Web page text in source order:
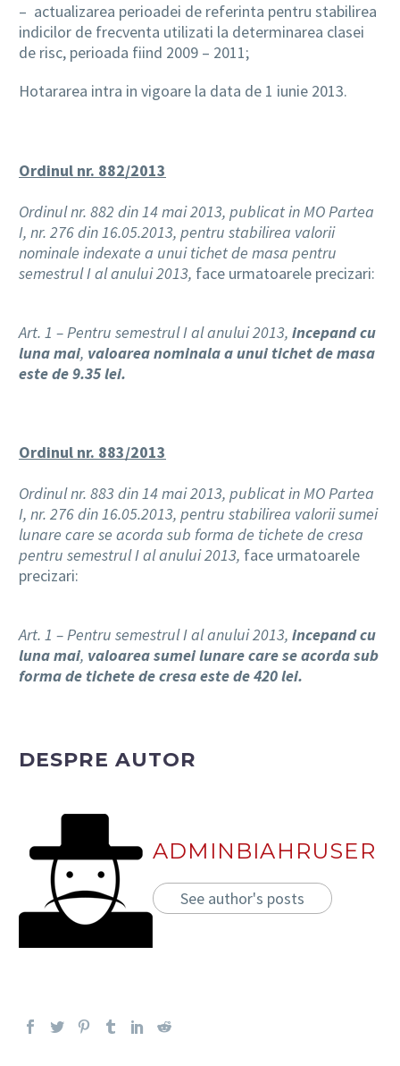
– actualizarea perioadei de referinta pentru stabilirea
indicilor de frecventa utilizati la determinarea clasei
de risc, perioada fiind 2009 – 2011;
Hotararea intra in vigoare la data de 1 iunie 2013.
Ordinul nr. 882/2013
Ordinul nr. 882 din 14 mai 2013, publicat in MO Partea
I, nr. 276 din 16.05.2013, pentru stabilirea valorii
nominale indexate a unui tichet de masa pentru
semestrul I al anului 2013, face urmatoarele precizari:
Art. 1 – Pentru semestrul I al anului 2013, incepand cu
luna mai, valoarea nominala a unui tichet de masa
este de 9.35 lei.
Ordinul nr. 883/2013
Ordinul nr. 883 din 14 mai 2013, publicat in MO Partea
I, nr. 276 din 16.05.2013, pentru stabilirea valorii sumei
lunare care se acorda sub forma de tichete de cresa
pentru semestrul I al anului 2013, face urmatoarele
precizari:
Art. 1 – Pentru semestrul I al anului 2013, incepand cu
luna mai, valoarea sumei lunare care se acorda sub
forma de tichete de cresa este de 420 lei.
DESPRE AUTOR
ADMINBIAHRUSER
See author's posts